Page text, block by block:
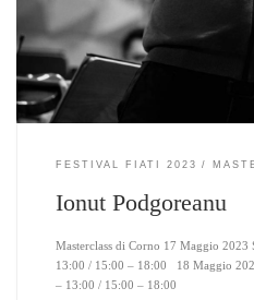
FESTIVAL FIATI 2023
Ionut Podgoreanu
Masterclass di Corno 17 Maggio 2023
13:00 / 15:00 – 18:00 18 Maggio
– 13:00 / 15:00 – 18:00